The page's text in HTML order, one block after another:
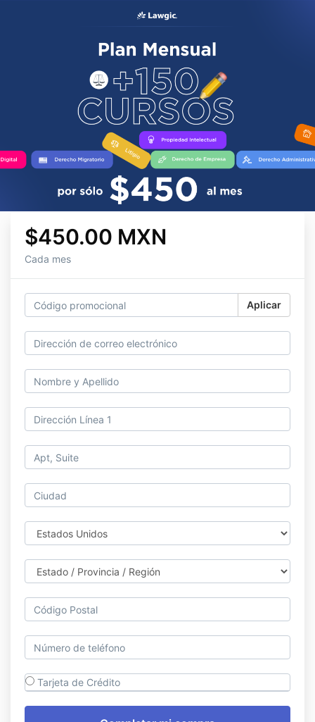
$450.00 MXN
Cada mes
Aplicar
Tarjeta de Crédito